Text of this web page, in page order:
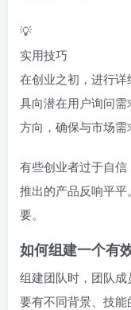
💡
实用技巧
在创业之初，进行
具向潜在用户询问
方向，确保与市场需
有些创业者过于自
推出的产品反响平
要。
如何组建一个有
组建团队时，团队
要有不同背景、技能